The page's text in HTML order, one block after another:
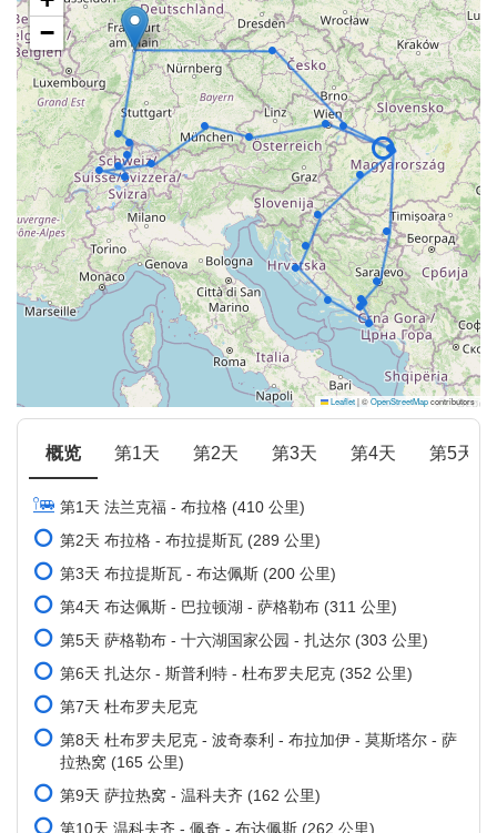
−
Leaflet|©OpenStreetMapcontributors
概览 第1天 第2天 第3天 第4天 第5天
第1天 法兰克福 - 布拉格 (410 公里)
第2天 布拉格 - 布拉提斯瓦 (289 公里)
第3天 布拉提斯瓦 - 布达佩斯 (200 公里)
第4天 布达佩斯 - 巴拉顿湖 - 萨格勒布 (311 公里)
第5天 萨格勒布 - 十六湖国家公园 - 扎达尔 (303 公里)
第6天 扎达尔 - 斯普利特 - 杜布罗夫尼克 (352 公里)
第7天 杜布罗夫尼克
第8天 杜布罗夫尼克 - 波奇泰利 - 布拉加伊 - 莫斯塔尔 - 萨
拉热窝 (165 公里)
第9天 萨拉热窝 - 温科夫齐 (162 公里)
第10天 温科夫齐 - 佩奇 - 布达佩斯 (262 公里)